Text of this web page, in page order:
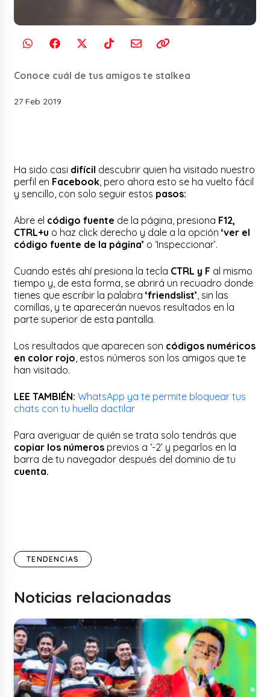
Conoce cuál de tus amigos te stalkea
27 Feb 2019
Ha sido casi difícil descubrir quien ha visitado nuestro
perfil en Facebook , pero ahora esto se ha vuelto fácil
y sencillo, con solo seguir estos pasos:
Abre el código fuente de la página, presiona F12,
CTRL+u o haz click derecho y dale a la opción‘ver el
código fuente de la página’ o ‘Inspeccionar’.
Cuando estés ahí presiona la tecla CTRL y F al mismo
tiempo y, de esta forma, se abrirá un recuadro donde
tienes que escribir la palabra ‘friendslist’ , sin las
comillas, y te aparecerán nuevos resultados en la
parte superior de esta pantalla.
Los resultados que aparecen son códigos numéricos
en color rojo , estos números son los amigos que te
han visitado.
LEE TAMBIÉN:WhatsApp ya te permite bloquear tus
chats con tu huella dactilar
Para averiguar de quién se trata solo tendrás que
copiar los números previos a ‘-2’ y pegarlos en la
barra de tu navegador después del dominio de tu
cuenta.
TENDENCIAS
Noticias relacionadas